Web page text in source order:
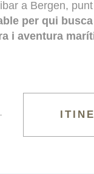
a Bergen,
per qui
i aventura